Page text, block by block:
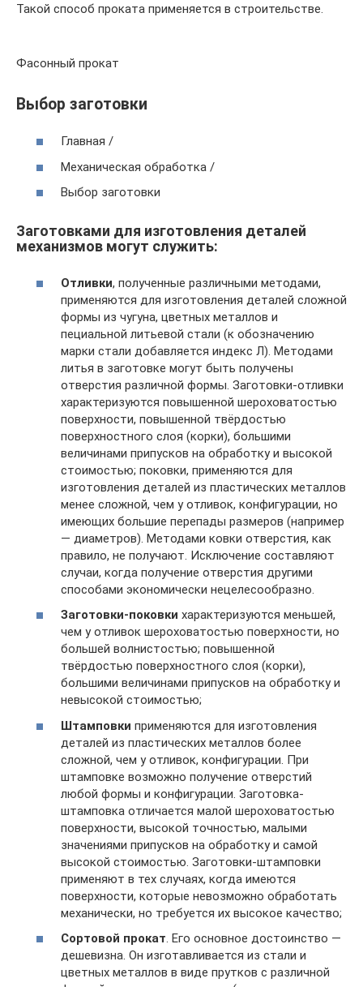
Такой способ проката применяется в строительстве.
Фасонный прокат
Выбор заготовки
Главная /
Механическая обработка /
Выбор заготовки
Заготовками для изготовления деталей
механизмов могут служить:
Отливки, полученные различными методами,
применяются для изготовления деталей сложной
формы из чугуна, цветных металлов и
пециальной литьевой стали (к обозначению
марки стали добавляется индекс Л). Методами
литья в заготовке могут быть получены
отверстия различной формы. Заготовки-отливки
характеризуются повышенной шероховатостью
поверхности, повышенной твёрдостью
поверхностного слоя (корки), большими
величинами припусков на обработку и высокой
стоимостью; поковки, применяются для
изготовления деталей из пластических металлов
менее сложной, чем у отливок, конфигурации, но
имеющих большие перепады размеров (например
— диаметров). Методами ковки отверстия, как
правило, не получают. Исключение составляют
случаи, когда получение отверстия другими
способами экономически нецелесообразно.
Заготовки-поковки характеризуются меньшей,
чем у отливок шероховатостью поверхности, но
большей волнистостью; повышенной
твёрдостью поверхностного слоя (корки),
большими величинами припусков на обработку и
невысокой стоимостью;
Штамповки применяются для изготовления
деталей из пластических металлов более
сложной, чем у отливок, конфигурации. При
штамповке возможно получение отверстий
любой формы и конфигурации. Заготовка-
штамповка отличается малой шероховатостью
поверхности, высокой точностью, малыми
значениями припусков на обработку и самой
высокой стоимостью. Заготовки-штамповки
применяют в тех случаях, когда имеются
поверхности, которые невозможно обработать
механически, но требуется их высокое качество;
Сортовой прокат. Его основное достоинство —
дешевизна. Он изготавливается из стали и
цветных металлов в виде прутков с различной